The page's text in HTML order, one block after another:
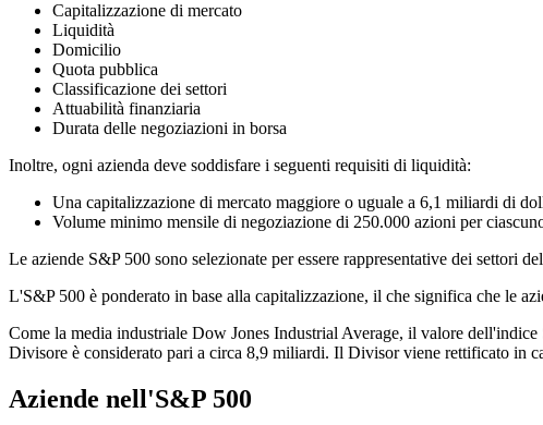
Capitalizzazione di mercato
Liquidità
Domicilio
Quota pubblica
Classificazione dei settori
Attuabilità finanziaria
Durata delle negoziazioni in borsa
Inoltre, ogni azienda deve soddisfare i seguenti requisiti di liquidità:
Una capitalizzazione di mercato maggiore o uguale a 6,1 miliardi di
Volume minimo mensile di negoziazione di 250.000 azioni per
Le aziende S&P 500 sono selezionate per essere rappresentative dei settori
L'S&P 500 è ponderato in base alla capitalizzazione, il che significa che le
Come la media industriale Dow Jones Industrial Average, il valore
Divisore è considerato pari a circa 8,9 miliardi. Il Divisor viene rettificato in
Aziende nell'S&P 500